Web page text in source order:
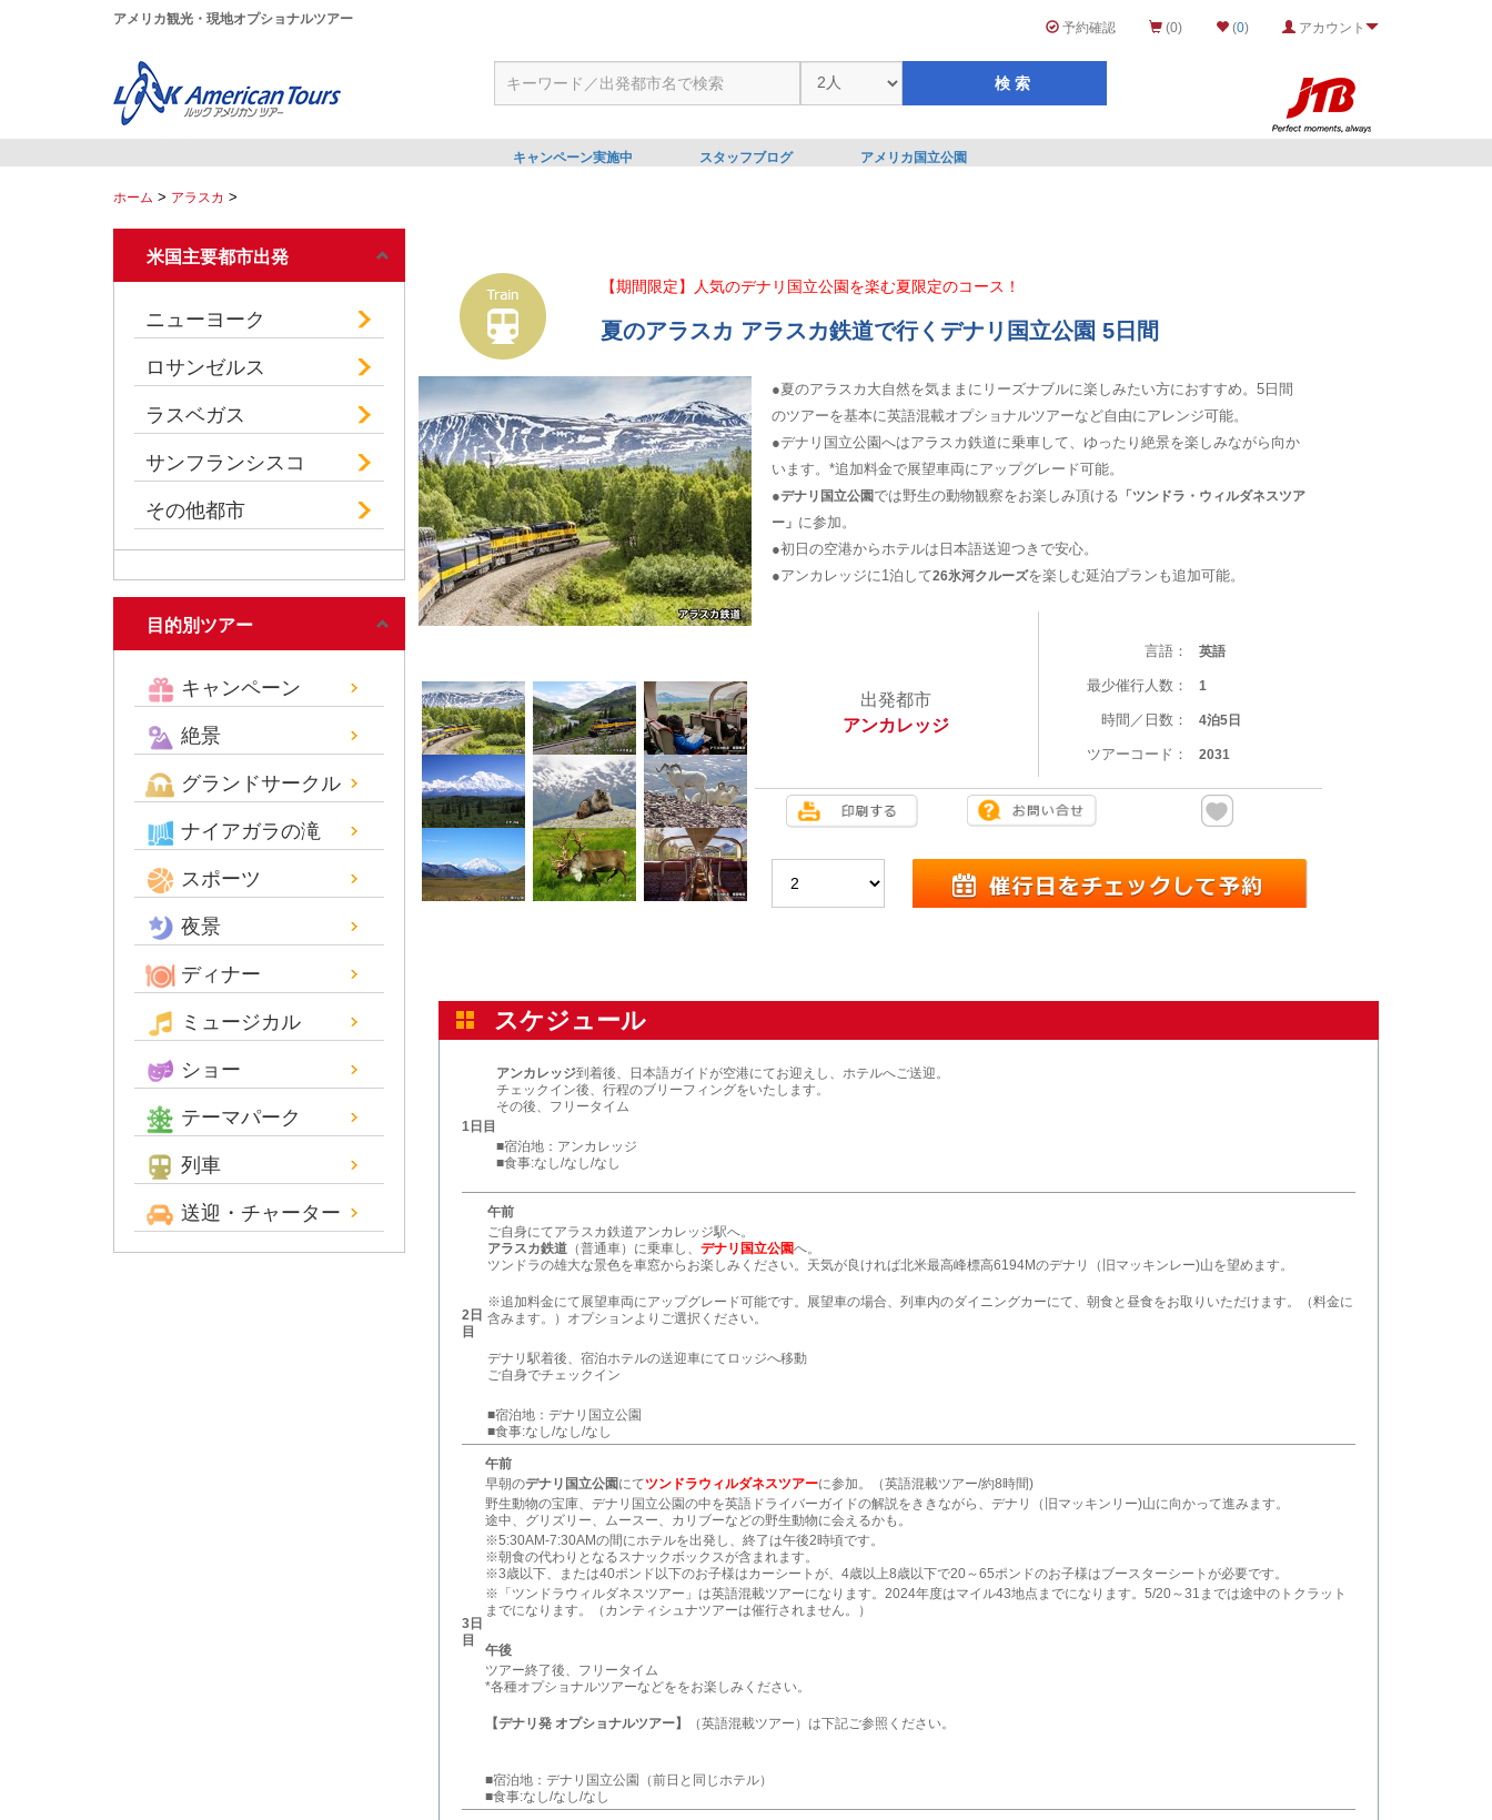
アメリカ観光・現地オプショナルツアー
予約確認 (0) (0) アカウント
キャンペーン実施中 スタッフブログ アメリカ国立公園
ホーム > アラスカ >
米国主要都市出発
ニューヨーク
ロサンゼルス
ラスベガス
サンフランシスコ
その他都市
目的別ツアー
キャンペーン
絶景
グランドサークル
ナイアガラの滝
スポーツ
夜景
ディナー
ミュージカル
ショー
テーマパーク
列車
送迎・チャーター
【期間限定】人気のデナリ国立公園を楽む夏限定のコース！
夏のアラスカ アラスカ鉄道で行くデナリ国立公園 5日間
●夏のアラスカ大自然を気ままにリーズナブルに楽しみたい方におすすめ。5日間
のツアーを基本に英語混載オプショナルツアーなど自由にアレンジ可能。
●デナリ国立公園へはアラスカ鉄道に乗車して、ゆったり絶景を楽しみながら向か
います。*追加料金で展望車両にアップグレード可能。
●デナリ国立公園 では野生の動物観察をお楽しみ頂ける 「ツンドラ・ウィルダネスツア
ー」 に参加。
●初日の空港からホテルは日本語送迎つきで安心。
●アンカレッジに1泊して26氷河クルーズを楽しむ延泊プランも追加可能。
出発都市
アンカレッジ
言語： 英語
最少催行人数： 1
時間／日数： 4泊5日
ツアーコード： 2031
スケジュール
1日目
アンカレッジ到着後、日本語ガイドが空港にてお迎えし、ホテルへご送迎。
チェックイン後、行程のブリーフィングをいたします。
その後、フリータイム
■宿泊地：アンカレッジ
■食事:なし/なし/なし
2日
目
午前
ご自身にてアラスカ鉄道アンカレッジ駅へ。
アラスカ鉄道（普通車）に乗車し、 デナリ国立公園へ。
ツンドラの雄大な景色を車窓からお楽しみください。天気が良ければ北米最高峰標高6194Mのデナリ（旧マッキンレー)山を望めます。
※追加料金にて展望車両にアップグレード可能です。展望車の場合、列車内のダイニングカーにて、朝食と昼食をお取りいただけます。（料金に
含みます。）オプションよりご選択ください。
デナリ駅着後、宿泊ホテルの送迎車にてロッジへ移動
ご自身でチェックイン
■宿泊地：デナリ国立公園
■食事:なし/なし/なし
3日
目
午前
早朝のデナリ国立公園 にてツンドラウィルダネスツアーに参加。（英語混載ツアー/約8時間)
野生動物の宝庫、デナリ国立公園の中を英語ドライバーガイドの解説をききながら、デナリ（旧マッキンリー)山に向かって進みます。
途中、グリズリー、ムースー、カリブーなどの野生動物に会えるかも。
※5:30AM-7:30AMの間にホテルを出発し、終了は午後2時頃です。
※朝食の代わりとなるスナックボックスが含まれます。
※3歳以下、または40ポンド以下のお子様はカーシートが、4歳以上8歳以下で20～65ポンドのお子様はブースターシートが必要です。
※「ツンドラウィルダネスツアー」は英語混載ツアーになります。2024年度はマイル43地点までになります。5/20～31までは途中のトクラット
までになります。（カンティシュナツアーは催行されません。）
午後
ツアー終了後、フリータイム
*各種オプショナルツアーなどををお楽しみください。
【デナリ発 オプショナルツアー】 （英語混載ツアー）は下記ご参照ください。
■宿泊地：デナリ国立公園（前日と同じホテル）
■食事:なし/なし/なし